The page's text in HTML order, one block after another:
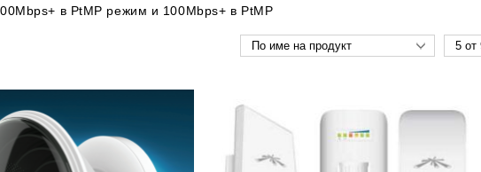
в PtMP режим и 100Mbps+ в PtMP